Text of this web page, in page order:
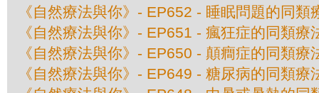
《自然療法與你》- EP652 - 睡眠問題的同類
《自然療法與你》- EP651 - 瘋狂症的同類療
《自然療法與你》- EP650 - 顛癎症的同類療
《自然療法與你》- EP649 - 糖尿病的同類療